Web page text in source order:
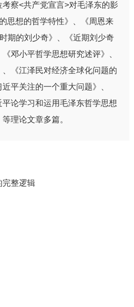
察<共产党宣言>对毛泽东的影
思想的哲学特性》、《周恩来
期的刘少奇》、《近期刘少奇
邓小平哲学思想研究述评》、
《江泽民对经济全球化问题的
平关注的一个重大问题》、
论学习和运用毛泽东哲学思想
理论文章多篇。
完整逻辑